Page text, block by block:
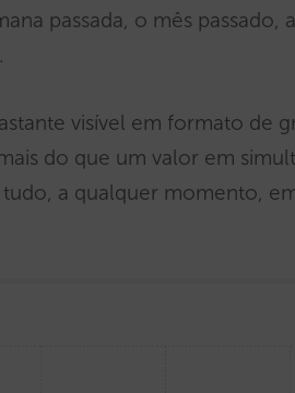
passada, o mês passado,
visível em formato de
do que um valor em
a qualquer momento,